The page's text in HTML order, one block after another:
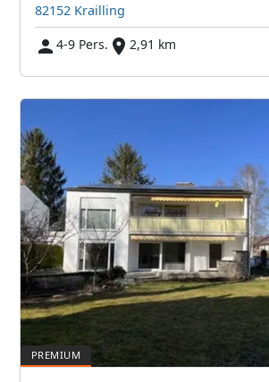
82152 Krailling
4-9 Pers.
2,91 km